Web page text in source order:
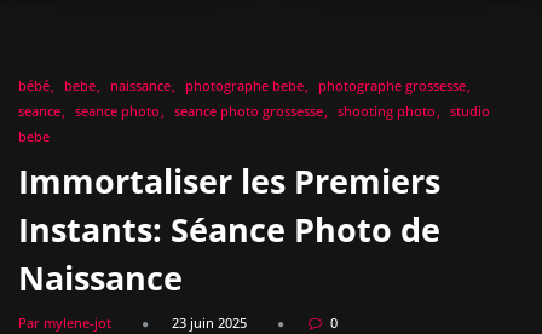
bébé bebe naissance photographe bebe
photographe grossesse
seance
seance photo seance photo grossesse shooting photo
studio
bebe
Immortaliser les Premiers
Instants: Séance Photo de
Naissance
Par mylene-jot 23 juin 2025 0